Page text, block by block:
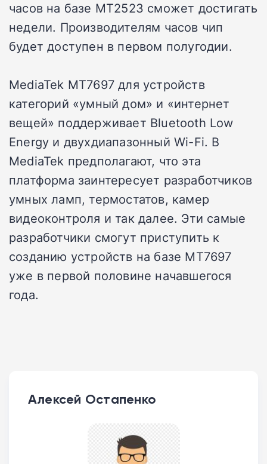
часов на базе MT2523 сможет достигать
недели. Производителям часов чип
будет доступен в первом полугодии.
MediaTek MT7697 для устройств
категорий «умный дом» и «интернет
вещей» поддерживает Bluetooth Low
Energy и двухдиапазонный Wi-Fi. В
MediaTek предполагают, что эта
платформа заинтересует разработчиков
умных ламп, термостатов, камер
видеоконтроля и так далее. Эти самые
разработчики смогут приступить к
созданию устройств на базе MT7697
уже в первой половине начавшегося
года.
Алексей Остапенко